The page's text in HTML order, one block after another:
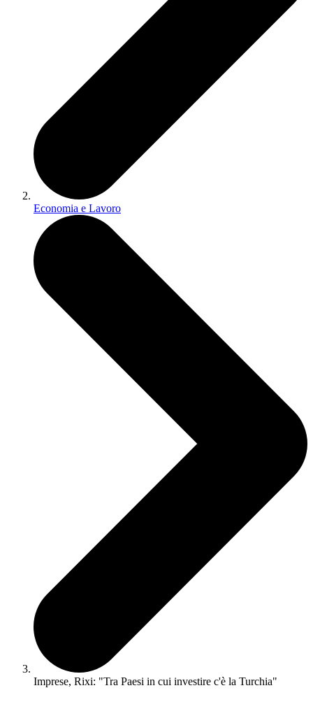
Economia e Lavoro
Imprese, Rixi: "Tra Paesi in cui investire c'è la Turchia"